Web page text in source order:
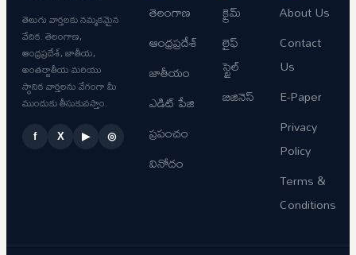
తెలుగు వార్తలకు నమ్మకమైన
వేదిక. తెలంగాణ,
ఆంధ్రప్రదేశ్, జాతీయ,
అంతర్జాతీయ మరియు
స్థానిక వార్తలను వేగంగా మీ
ముందుకు తీసుకువస్తాం.
f X ▶ ◎
తెలంగాణ
ఆంధ్రప్రదేశ్
జాతీయం
ఎడిట్ పేజి
ప్రపంచం
వినోదం
క్రైమ్
లైఫ్
స్టైల్
బిజినెస్
About Us
Contact
Us
E-Paper
Privacy
Policy
Terms &
Conditions